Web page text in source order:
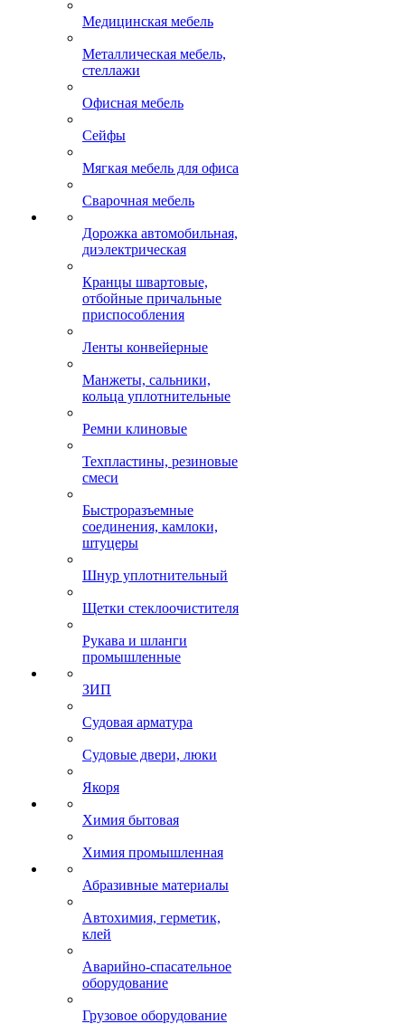
Медицинская мебель
Металлическая мебель,
стеллажи
Офисная мебель
Сейфы
Мягкая мебель для офиса
Сварочная мебель
Дорожка автомобильная,
диэлектрическая
Кранцы швартовые,
отбойные причальные
приспособления
Ленты конвейерные
Манжеты, сальники,
кольца уплотнительные
Ремни клиновые
Техпластины, резиновые
смеси
Быстроразъемные
соединения, камлоки,
штуцеры
Шнур уплотнительный
Щетки стеклоочистителя
Рукава и шланги
промышленные
ЗИП
Судовая арматура
Судовые двери, люки
Якоря
Химия бытовая
Химия промышленная
Абразивные материалы
Автохимия, герметик,
клей
Аварийно-спасательное
оборудование
Грузовое оборудование